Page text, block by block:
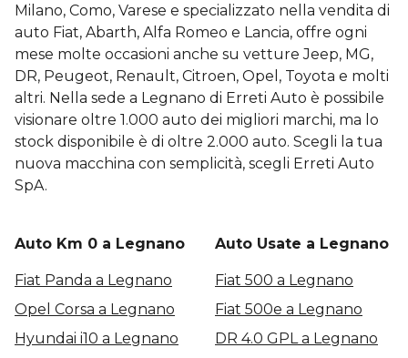
Milano, Como, Varese e specializzato nella vendita di
auto Fiat, Abarth, Alfa Romeo e Lancia, offre ogni
mese molte occasioni anche su vetture Jeep, MG,
DR, Peugeot, Renault, Citroen, Opel, Toyota e molti
altri. Nella sede a Legnano di Erreti Auto è possibile
visionare oltre 1.000 auto dei migliori marchi, ma lo
stock disponibile è di oltre 2.000 auto. Scegli la tua
nuova macchina con semplicità, scegli Erreti Auto
SpA.
Auto Km 0 a Legnano
Fiat Panda a Legnano
Opel Corsa a Legnano
Hyundai i10 a Legnano
Auto Usate a Legnano
Fiat 500 a Legnano
Fiat 500e a Legnano
DR 4.0 GPL a Legnano